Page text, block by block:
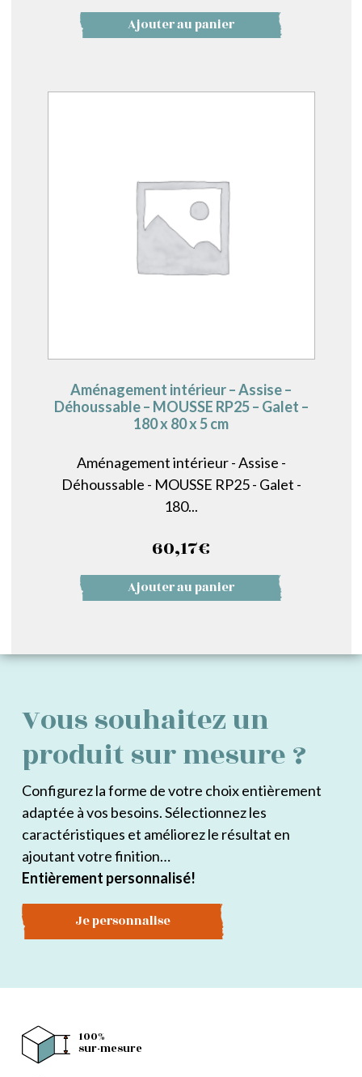
Ajouter au panier
Aménagement intérieur – Assise –
Déhoussable – MOUSSE RP25 – Galet –
180 x 80 x 5 cm
Aménagement intérieur - Assise -
Déhoussable - MOUSSE RP25 - Galet -
180...
60,17€
Ajouter au panier
Vous souhaitez un
produit sur mesure ?
Configurez la forme de votre choix entièrement
adaptée à vos besoins. Sélectionnez les
caractéristiques et améliorez le résultat en
ajoutant votre finition…
Entièrement personnalisé!
Je personnalise
100%
sur-mesure